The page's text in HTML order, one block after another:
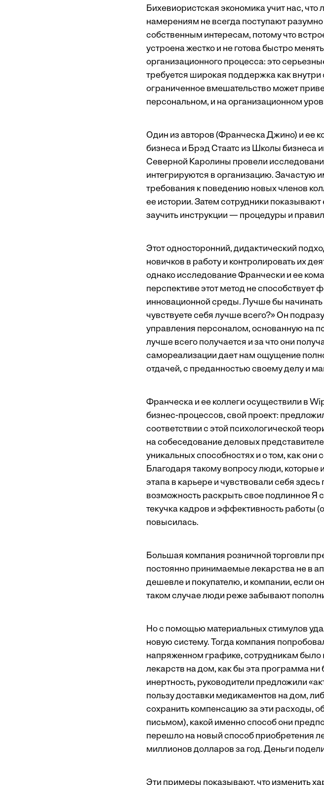
Бихевиористская экономика учит нас,
намерениям не всегда поступают
собственным интересам, потому что
устроена жестко и не готова быстро
организационного процесса: это
требуется широкая поддержка как
ограниченное вмешательство может
персональном, и на организационном
Один из авторов (Франческа Джино) и ее
бизнеса и Брэд Стаатс из Школы бизнеса
Северной Каролины провели
интегрируются в организацию. Зачастую
требования к поведению новых членов
ее истории. Затем сотрудники
заучить инструкции — процедуры и
Этот односторонний, дидактический
новичков в работу и контролировать их
однако исследование Франчески и ее
перспективе этот метод не
инновационной среды. Лучше бы начинать
чувствуете себя лучше всего?» Он
управления персоналом, основанную на
лучше всего получается и за что они
самореализации дает нам ощущение
отдачей, с преданностью своему делу и
Франческа и ее коллеги осуществили в
бизнес-процессов, свой проект:
соответствии с этой психологической
на собеседование деловых
уникальных способностях и о том, как
Благодаря такому вопросу люди,
этапа в карьере и чувствовали себя
возможность раскрыть свое подлинное Я
текучка кадров и эффективность работы
повысилась.
Большая компания розничной торговли
постоянно принимаемые лекарства не в
дешевле и покупателю, и компании, если
таком случае люди реже забывают
Но с помощью материальных стимулов
новую систему. Тогда компания
напряженном графике, сотрудникам
лекарств на дом, как бы эта программа
инертность, руководители предложили
пользу доставки медикаментов на дом,
сохранить компенсацию за эти расходы,
письмом), какой именно способ они
перешло на новый способ приобретения
миллионов долларов за год. Деньги
Эти примеры показывают, что изменить